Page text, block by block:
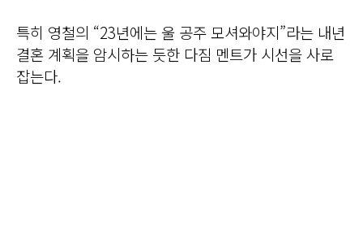
특히 영철의 “23년에는 울 공주 모셔와야지”라는 내년
결혼 계획을 암시하는 듯한 다짐 멘트가 시선을 사로
잡는다.